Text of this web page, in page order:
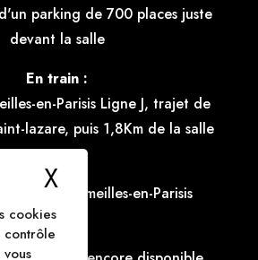
cookies
contrôle
X Masquer le
parking de 700 places juste
devant la salle
En train :
en-Parisis Ligne J, trajet de
lazare, puis 1,8Km de la salle
En bus :
3005 à Cormeilles-en-Parisis
Vélo :